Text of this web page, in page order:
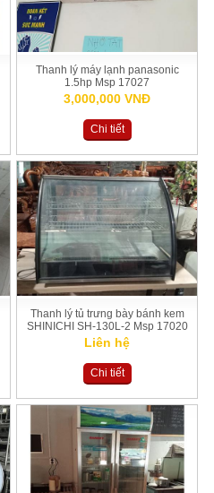
Thanh lý máy lạnh panasonic
1.5hp Msp 17027
3,000,000 VNĐ
Chi tiết
Thanh lý tủ trưng bày bánh kem
SHINICHI SH-130L-2 Msp 17020
Liên hệ
Chi tiết